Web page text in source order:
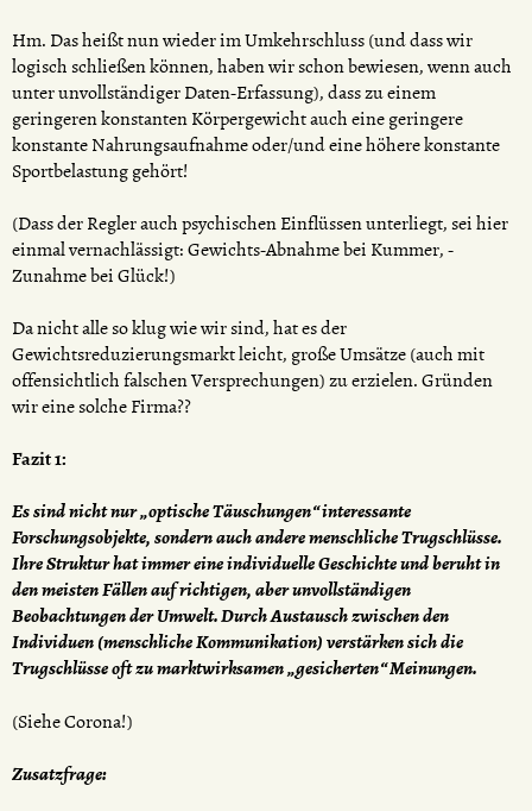
Hm. Das heißt nun wieder im Umkehrschluss (und dass wir
logisch schließen können, haben wir schon bewiesen, wenn auch
unter unvollständiger Daten-Erfassung), dass zu einem
geringeren konstanten Körpergewicht auch eine geringere
konstante Nahrungsaufnahme oder/und eine höhere konstante
Sportbelastung gehört!
(Dass der Regler auch psychischen Einflüssen unterliegt, sei hier
einmal vernachlässigt: Gewichts-Abnahme bei Kummer, -
Zunahme bei Glück!)
Da nicht alle so klug wie wir sind, hat es der
Gewichtsreduzierungsmarkt leicht, große Umsätze (auch mit
offensichtlich falschen Versprechungen) zu erzielen. Gründen
wir eine solche Firma??
Fazit 1:
Es sind nicht nur „optische Täuschungen“ interessante
Forschungsobjekte, sondern auch andere menschliche Trugschlüsse.
Ihre Struktur hat immer eine individuelle Geschichte und beruht in
den meisten Fällen auf richtigen, aber unvollständigen
Beobachtungen der Umwelt. Durch Austausch zwischen den
Individuen (menschliche Kommunikation) verstärken sich die
Trugschlüsse oft zu marktwirksamen „gesicherten“ Meinungen.
(Siehe Corona!)
Zusatzfrage: